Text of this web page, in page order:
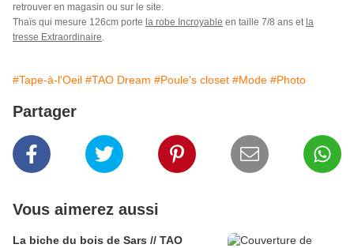
retrouver en magasin ou sur le site.
Thaïs qui mesure 126cm porte la robe Incroyable en taille 7/8 ans et la
tresse Extraordinaire.
#Tape-à-l'Oeil #TAO Dream #Poule's closet #Mode #Photo
Partager
Vous aimerez aussi
La biche du bois de Sars // TAO